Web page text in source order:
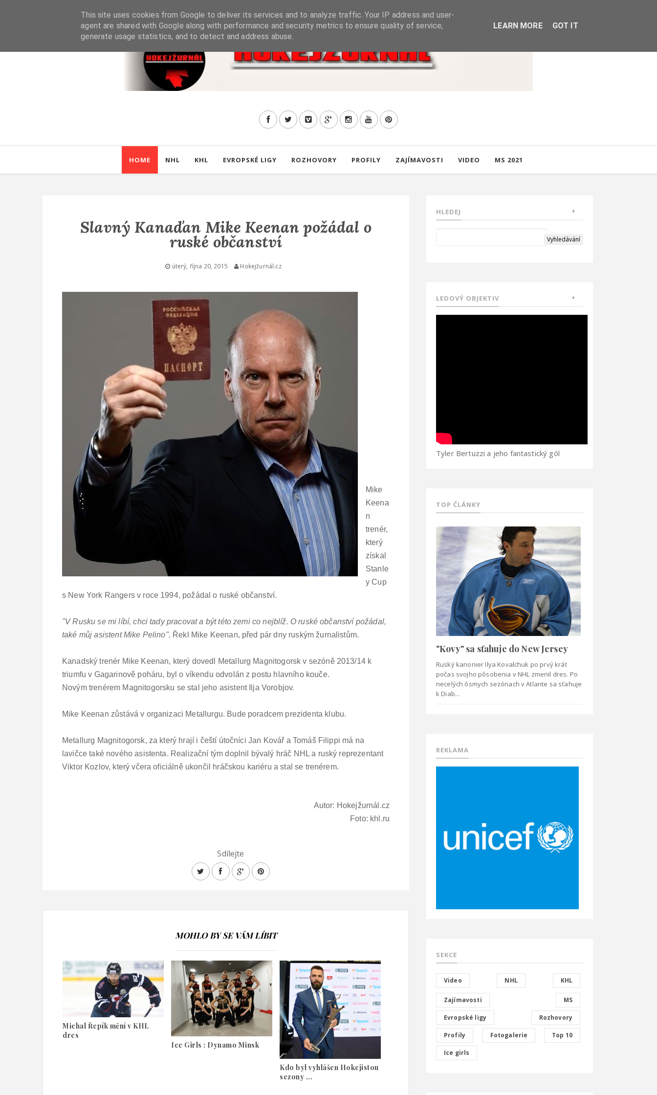
HOME NHL KHL EVROPSKÉ LIGY ROZHOVORY PROFILY ZAJÍMAVOSTI VIDEO MS 2021
Slavný Kanaďan Mike Keenan požádal o
ruské občanství
úterý, října 20, 2015 Hokejžurnál.cz
Mike
Keena
n
trenér,
který
získal
Stanle
y Cup
s New York Rangers v roce 1994, požádal o ruské občanství.
"V Rusku se mi líbí, chci tady pracovat a být této zemi co nejblíž. O ruské občanství požádal,
také můj asistent Mike Pelino". Řekl Mike Keenan, před pár dny ruským žurnalistům.
Kanadský trenér Mike Keenan, který dovedl Metallurg Magnitogorsk v sezóně 2013/14 k
triumfu v Gagarinově poháru, byl o víkendu odvolán z postu hlavního kouče.
Novým trenérem Magnitogorsku se stal jeho asistent Ilja Vorobjov.
Mike Keenan zůstává v organizaci Metallurgu. Bude poradcem prezidenta klubu.
Metallurg Magnitogorsk, za který hrají i čeští útočníci Jan Kovář a Tomáš Filippi má na
lavičce také nového asistenta. Realizační tým doplnil bývalý hráč NHL a ruský reprezentant
Viktor Kozlov, který včera oficiálně ukončil hráčskou kariéru a stal se trenérem.
Autor: Hokejžurnál.cz
Foto: khl.ru
Sdílejte
MOHLO BY SE VÁM LÍBIT
Michal Řepík mění v KHL
dres
Ice Girls : Dynamo Minsk
Kdo byl vyhlášen Hokejistou
sezony ...
HLEDEJ
LEDOVÝ OBJEKTIV
Tyler Bertuzzi a jeho fantastický gól
TOP ČLÁNKY
"Kovy" sa sťahuje do New Jersey
Ruský kanonier Ilya Kovalchuk po prvý krát
počas svojho pôsobenia v NHL zmenil dres. Po
necelých ôsmych sezónach v Atlante sa sťahuje
k Diab...
REKLAMA
SEKCE
Video NHL KHL
Zajímavosti MS
Evropské ligy Rozhovory
Profily Fotogalerie Top 10
Ice girls
This site uses cookies from Google to deliver its services and to analyze traffic. Your IP address and user-
agent are shared with Google along with performance and security metrics to ensure quality of service,
generate usage statistics, and to detect and address abuse.
LEARN MORE GOT IT